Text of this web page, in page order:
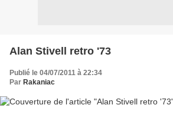
Alan Stivell retro '73
Publié le 04/07/2011 à 22:34
Par Rakaniac